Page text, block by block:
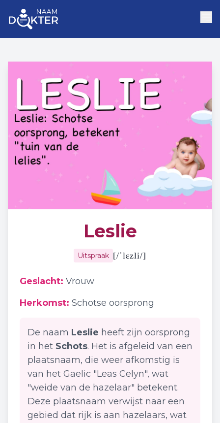
Leslie
Uitspraak [/ˈlɛzli/]
Geslacht: Vrouw
Herkomst: Schotse oorsprong
De naam Leslie heeft zijn oorsprong
in het Schots. Het is afgeleid van een
plaatsnaam, die weer afkomstig is
van het Gaelic "Leas Celyn", wat
"weide van de hazelaar" betekent.
Deze plaatsnaam verwijst naar een
gebied dat rijk is aan hazelaars, wat